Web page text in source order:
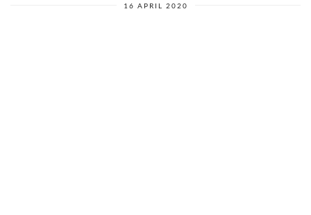
16 APRIL 2020